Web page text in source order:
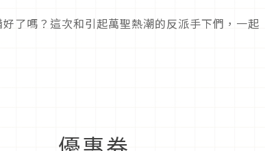
了嗎？這次和引起萬聖熱潮的反派手下們，一起